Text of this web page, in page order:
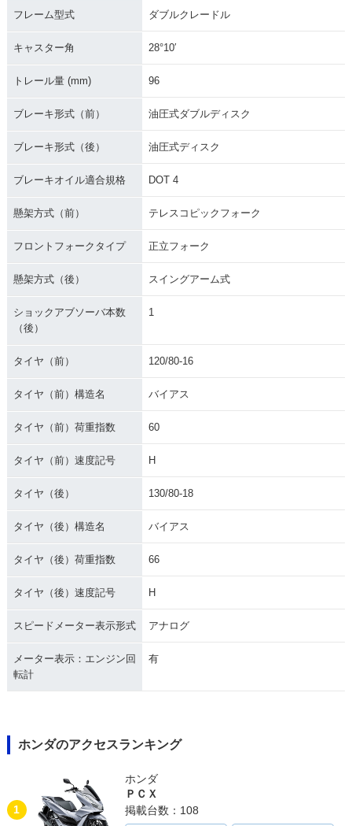
フレーム型式 ダブルクレードル
キャスター角 28°10′
トレール量 (mm) 96
ブレーキ形式（前） 油圧式ダブルディスク
ブレーキ形式（後） 油圧式ディスク
ブレーキオイル適合規格 DOT 4
懸架方式（前） テレスコピックフォーク
フロントフォークタイプ 正立フォーク
懸架方式（後） スイングアーム式
ショックアブソーバ本数
（後）
1
タイヤ（前） 120/80-16
タイヤ（前）構造名 バイアス
タイヤ（前）荷重指数 60
タイヤ（前）速度記号 H
タイヤ（後） 130/80-18
タイヤ（後）構造名 バイアス
タイヤ（後）荷重指数 66
タイヤ（後）速度記号 H
スピードメーター表示形式 アナログ
メーター表示：エンジン回
転計
有
ホンダのアクセスランキング
1
ホンダ
ＰＣＸ
掲載台数：108